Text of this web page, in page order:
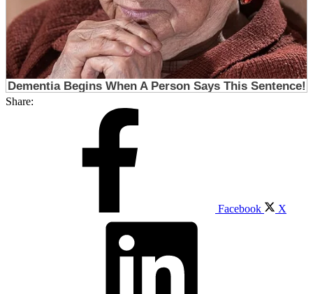
Share:
Facebook X